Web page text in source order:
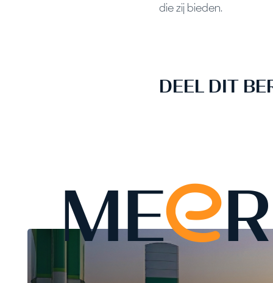
die zij bieden.
DEEL DIT
MEeR